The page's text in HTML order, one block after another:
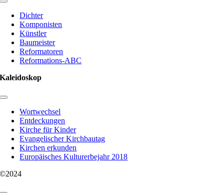
Toggle
Navigation
Dichter
Komponisten
Künstler
Baumeister
Reformatoren
Reformations-ABC
Kaleidoskop
Toggle
NavigationWortwechsel
Entdeckungen
Kirche für Kinder
Evangelischer Kirchbautag
Kirchen erkunden
Europäisches Kulturerbejahr 2018
©2024